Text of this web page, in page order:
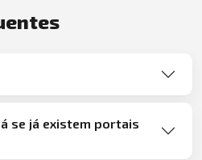
se já existem portais